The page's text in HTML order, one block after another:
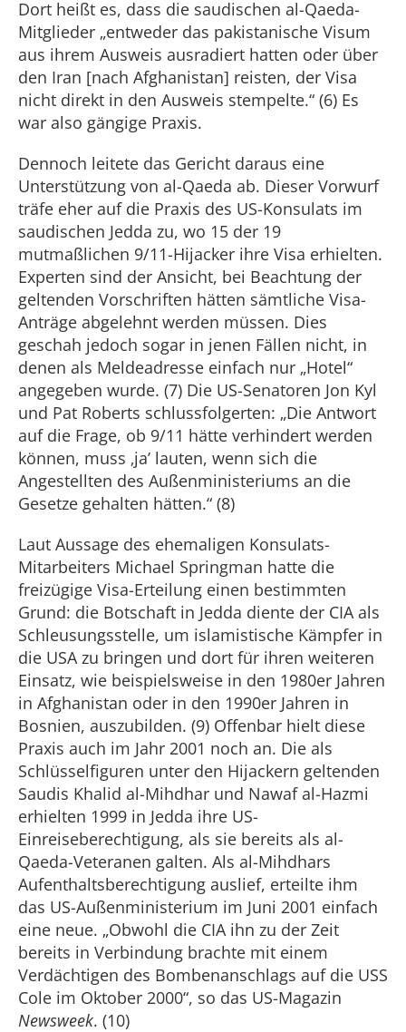
Dort heißt es, dass die saudischen al-Qaeda-
Mitglieder „entweder das pakistanische Visum
aus ihrem Ausweis ausradiert hatten oder über
den Iran [nach Afghanistan] reisten, der Visa
nicht direkt in den Ausweis stempelte.“ (6) Es
war also gängige Praxis.
Dennoch leitete das Gericht daraus eine
Unterstützung von al-Qaeda ab. Dieser Vorwurf
träfe eher auf die Praxis des US-Konsulats im
saudischen Jedda zu, wo 15 der 19
mutmaßlichen 9/11-Hijacker ihre Visa erhielten.
Experten sind der Ansicht, bei Beachtung der
geltenden Vorschriften hätten sämtliche Visa-
Anträge abgelehnt werden müssen. Dies
geschah jedoch sogar in jenen Fällen nicht, in
denen als Meldeadresse einfach nur „Hotel“
angegeben wurde. (7) Die US-Senatoren Jon Kyl
und Pat Roberts schlussfolgerten: „Die Antwort
auf die Frage, ob 9/11 hätte verhindert werden
können, muss ‚ja’ lauten, wenn sich die
Angestellten des Außenministeriums an die
Gesetze gehalten hätten.“ (8)
Laut Aussage des ehemaligen Konsulats-
Mitarbeiters Michael Springman hatte die
freizügige Visa-Erteilung einen bestimmten
Grund: die Botschaft in Jedda diente der CIA als
Schleusungsstelle, um islamistische Kämpfer in
die USA zu bringen und dort für ihren weiteren
Einsatz, wie beispielsweise in den 1980er Jahren
in Afghanistan oder in den 1990er Jahren in
Bosnien, auszubilden. (9) Offenbar hielt diese
Praxis auch im Jahr 2001 noch an. Die als
Schlüsselfiguren unter den Hijackern geltenden
Saudis Khalid al-Mihdhar und Nawaf al-Hazmi
erhielten 1999 in Jedda ihre US-
Einreiseberechtigung, als sie bereits als al-
Qaeda-Veteranen galten. Als al-Mihdhars
Aufenthaltsberechtigung auslief, erteilte ihm
das US-Außenministerium im Juni 2001 einfach
eine neue. „Obwohl die CIA ihn zu der Zeit
bereits in Verbindung brachte mit einem
Verdächtigen des Bombenanschlags auf die USS
Cole im Oktober 2000“, so das US-Magazin
Newsweek. (10)